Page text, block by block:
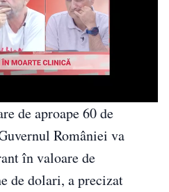
de aproape 60 de
României va
în valoare de
de dolari, a precizat